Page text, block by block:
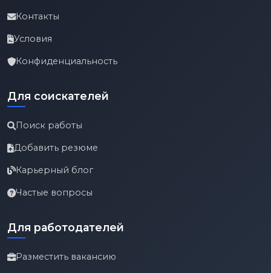
Контакты
Условия
Конфиденциальность
Для соискателей
Поиск работы
Добавить резюме
Карьерный блог
Частые вопросы
Для работодателей
Разместить вакансию